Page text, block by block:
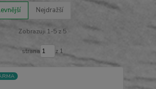
Nejdražší
Zobrazuji 1-5 z 5
strana z 1